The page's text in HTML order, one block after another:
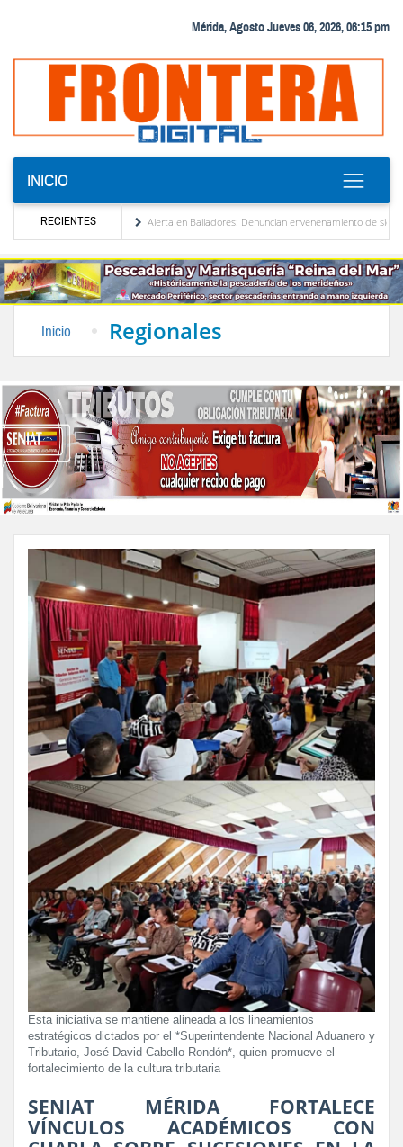
Mérida, Agosto Jueves 06, 2026, 06:15 pm
INICIO
RECIENTESAlerta en Bailadores: Denuncian envenenamiento de siete mascotas en
Inicio Regionales
Esta iniciativa se mantiene alineada a los lineamientos
estratégicos dictados por el *Superintendente Nacional Aduanero y
Tributario, José David Cabello Rondón*, quien promueve el
fortalecimiento de la cultura tributaria
SENIAT MÉRIDA FORTALECE
VÍNCULOS ACADÉMICOS CON